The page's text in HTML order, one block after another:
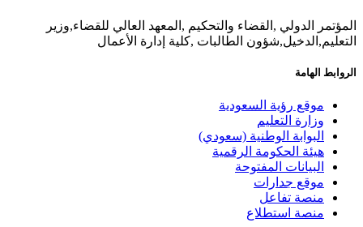
المؤتمر الدولي ,القضاء والتحكيم ,المعهد العالي للقضاء,وزير
التعليم,الدخيل,شؤون الطالبات ,كلية إدارة الأعمال
الروابط الهامة
موقع رؤية السعودية
وزارة التعليم
البوابة الوطنية (سعودي)
هيئة الحكومة الرقمية
البيانات المفتوحة
موقع جدارات
منصة تفاعل
منصة استطلاع